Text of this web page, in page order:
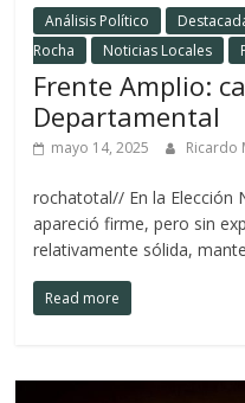
Análisis Político
Rocha
Noticias Locales
Frente Amplio:
Departamental
mayo 14, 2025 Ricardo
rochatotal// En la Elección
apareció firme, pero sin
relativamente sólida,
Read more